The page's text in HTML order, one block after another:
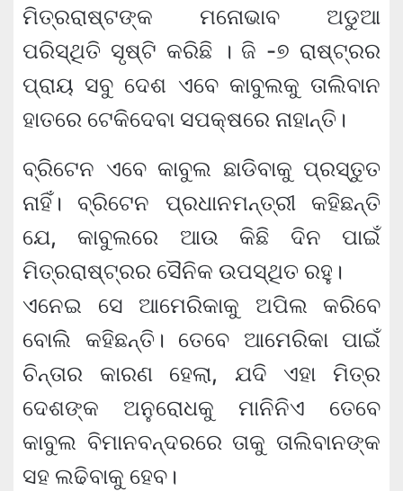
ମିତ୍ରରାଷ୍ଟଙ୍କ ମନୋଭାବ ଅଡୁଆ
ପରିସ୍ଥିତି ସୃଷ୍ଟି କରିଛି । ଜି -୭ ରାଷ୍ଟ୍ରର
ପ୍ରାୟ ସବୁ ଦେଶ ଏବେ କାବୁଲକୁ ତାଲିବାନ
ହାତରେ ଟେକିଦେବା ସପକ୍ଷରେ ନାହାନ୍ତି।
ବ୍ରିଟେନ ଏବେ କାବୁଲ ଛାଡିବାକୁ ପ୍ରସ୍ତୁତ
ନାହିଁ। ବ୍ରିଟେନ ପ୍ରଧାନମନ୍ତ୍ରୀ କହିଛନ୍ତି
ଯେ, କାବୁଲରେ ଆଉ କିଛି ଦିନ ପାଇଁ
ମିତ୍ରରାଷ୍ଟ୍ରର ସୈନିକ ଉପସ୍ଥିତ ରହୁ।
ଏନେଇ ସେ ଆମେରିକାକୁ ଅପିଲ କରିବେ
ବୋଲି କହିଛନ୍ତି। ତେବେ ଆମେରିକା ପାଇଁ
ଚିନ୍ତାର କାରଣ ହେଲା, ଯଦି ଏହା ମିତ୍ର
ଦେଶଙ୍କ ଅନୁରୋଧକୁ ମାନିନିଏ ତେବେ
କାବୁଲ ବିମାନବନ୍ଦରରେ ତାକୁ ତାଲିବାନଙ୍କ
ସହ ଲଢିବାକୁ ହେବ।